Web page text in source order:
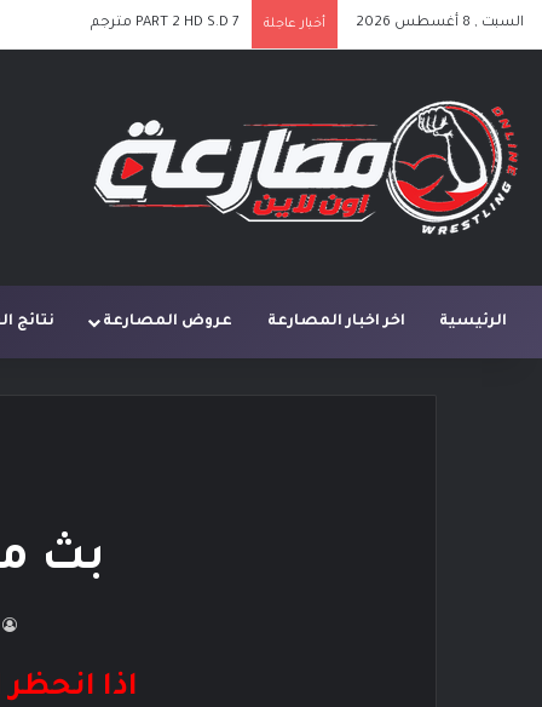
السبت , 8 أغسطس 2026 أخبار عاجلة PART 2 HD S.D 7 مترجم
الرئيسية اخر اخبار المصارعة عروض المصارعة نتائج
بث
اذا